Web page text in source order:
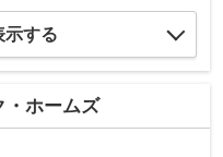
示する
・ホームズ